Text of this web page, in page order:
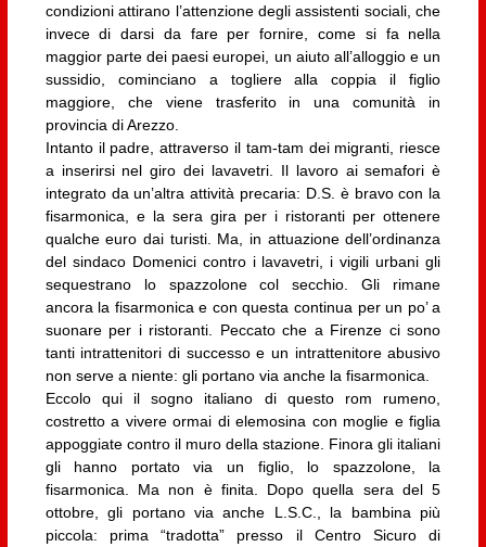
condizioni attirano l’attenzione degli assistenti sociali, che
invece di darsi da fare per fornire, come si fa nella
maggior parte dei paesi europei, un aiuto all’alloggio e un
sussidio, cominciano a togliere alla coppia il figlio
maggiore, che viene trasferito in una comunità in
provincia di Arezzo.
Intanto il padre, attraverso il tam-tam dei migranti, riesce
a inserirsi nel giro dei lavavetri. Il lavoro ai semafori è
integrato da un’altra attività precaria: D.S. è bravo con la
fisarmonica, e la sera gira per i ristoranti per ottenere
qualche euro dai turisti. Ma, in attuazione dell’ordinanza
del sindaco Domenici contro i lavavetri, i vigili urbani gli
sequestrano lo spazzolone col secchio. Gli rimane
ancora la fisarmonica e con questa continua per un po’ a
suonare per i ristoranti. Peccato che a Firenze ci sono
tanti intrattenitori di successo e un intrattenitore abusivo
non serve a niente: gli portano via anche la fisarmonica.
Eccolo qui il sogno italiano di questo rom rumeno,
costretto a vivere ormai di elemosina con moglie e figlia
appoggiate contro il muro della stazione. Finora gli italiani
gli hanno portato via un figlio, lo spazzolone, la
fisarmonica. Ma non è finita. Dopo quella sera del 5
ottobre, gli portano via anche L.S.C., la bambina più
piccola: prima “tradotta” presso il Centro Sicuro di